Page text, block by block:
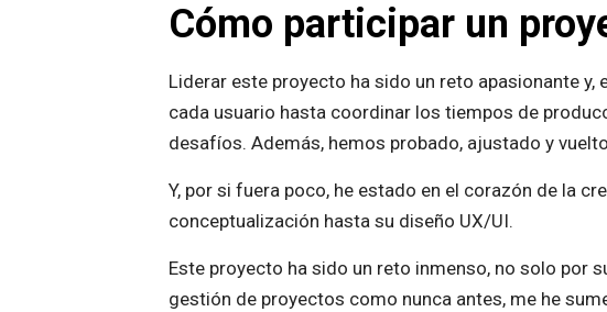
Cómo participar un
Liderar este proyecto ha sido un reto apasionante
cada usuario hasta coordinar los tiempos de
desafíos. Además, hemos probado, ajustado y
Y, por si fuera poco, he estado en el corazón de la
conceptualización hasta su diseño UX/UI.
Este proyecto ha sido un reto inmenso, no solo por
gestión de proyectos como nunca antes, me he